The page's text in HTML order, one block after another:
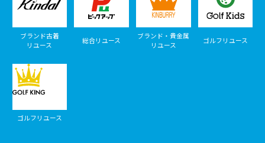
ブランド古着
リユース
総合リユース
ブランド・貴金属
リユース
ゴルフリユース
ゴルフリユース